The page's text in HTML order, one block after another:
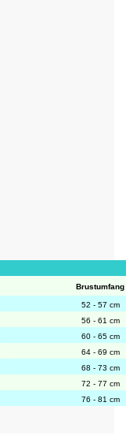
Brustumfang
52 - 57 cm
56 - 61 cm
60 - 65 cm
64 - 69 cm
68 - 73 cm
72 - 77 cm
76 - 81 cm